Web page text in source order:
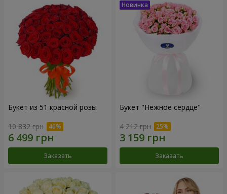
Букет из 51 красной розы
10 832 грн
Заказать
Букет "Нежное сердце"
4 212 грн
Заказать